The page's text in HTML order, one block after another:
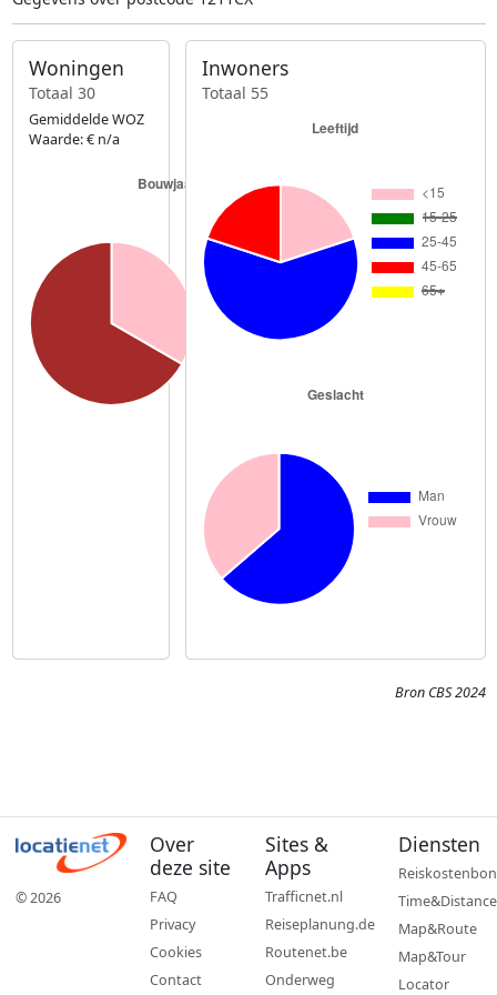
Woningen
Totaal 30
Gemiddelde WOZ
Waarde: € n/a
Inwoners
Totaal 55
Bron CBS 2024
© 2026
Over
deze site
FAQ
Privacy
Cookies
Contact
Sites &
Apps
Trafficnet.nl
Reiseplanung.de
Routenet.be
Onderweg
Diensten
Reiskostenbon
Time&Distance
Map&Route
Map&Tour
Locator